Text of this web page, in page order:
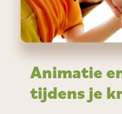
Animatie
tijdens je